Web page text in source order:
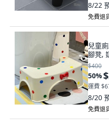
8/22
免費退
兒童
腳凳,
$400
50%
運費
8/20
免費退